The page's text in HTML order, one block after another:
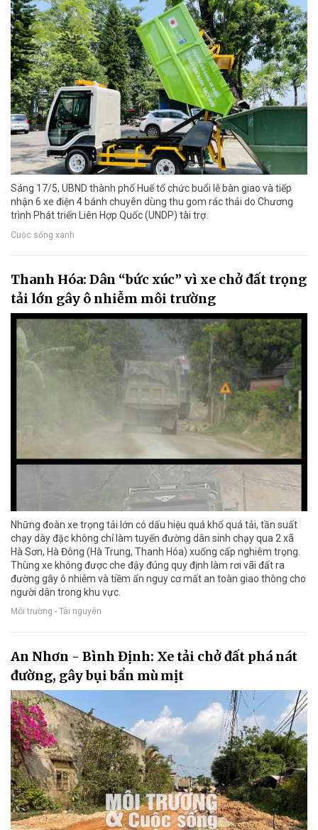
Sáng 17/5, UBND thành phố Huế tổ chức buổi lễ bàn giao và tiếp
nhận 6 xe điện 4 bánh chuyên dùng thu gom rác thải do Chương
trình Phát triển Liên Hợp Quốc (UNDP) tài trợ.
Cuộc sống xanh
Thanh Hóa: Dân “bức xúc” vì xe chở đất trọng
tải lớn gây ô nhiễm môi trường
Những đoàn xe trọng tải lớn có dấu hiệu quá khổ quá tải, tần suất
chạy dày đặc không chỉ làm tuyến đường dân sinh chạy qua 2 xã
Hà Sơn, Hà Đông (Hà Trung, Thanh Hóa) xuống cấp nghiêm trọng.
Thùng xe không được che đậy đúng quy định làm rơi vãi đất ra
đường gây ô nhiễm và tiềm ẩn nguy cơ mất an toàn giao thông cho
người dân trong khu vực.
Môi trường - Tài nguyên
An Nhơn - Bình Định: Xe tải chở đất phá nát
đường, gây bụi bẩn mù mịt